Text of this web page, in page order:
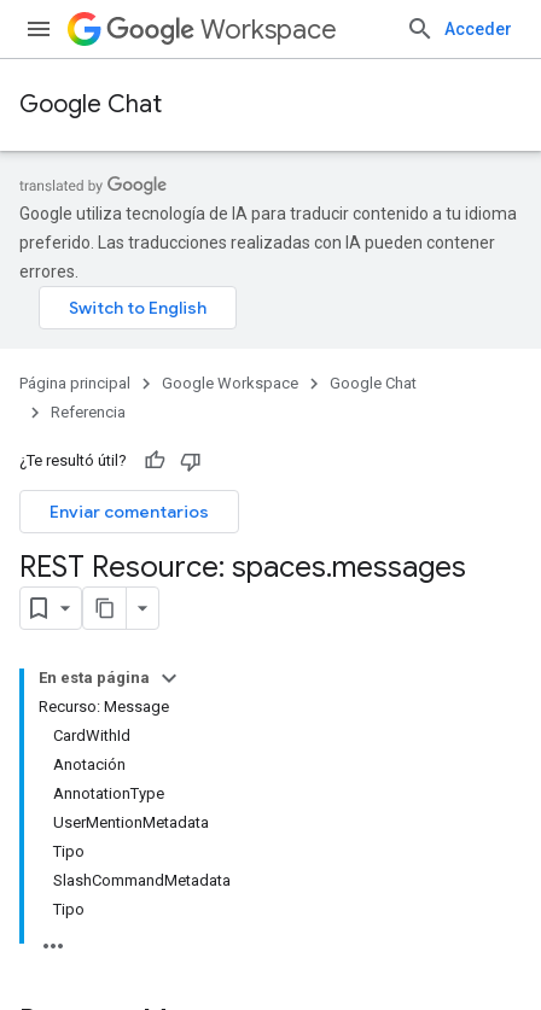
Workspace Acceder
Google Chat
Google utiliza tecnología de IA para traducir contenido a tu idioma
preferido. Las traducciones realizadas con IA pueden contener
errores.
Página principal Google Workspace
Google Chat
Referencia
¿Te resultó útil?
Enviar comentarios
REST Resource: spaces.messages
En esta página
Recurso: Message
CardWithId
Anotación
AnnotationType
UserMentionMetadata
Tipo
SlashCommandMetadata
Tipo